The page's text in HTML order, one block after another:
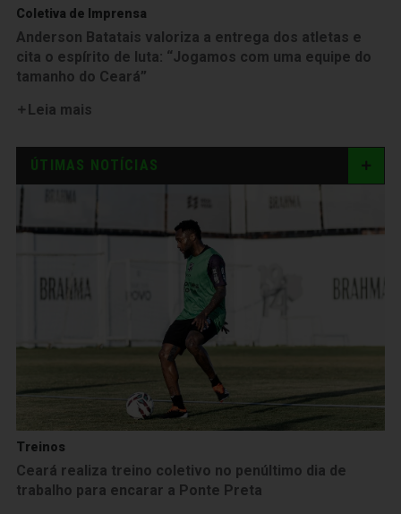
Coletiva de Imprensa
Anderson Batatais valoriza a entrega dos atletas e
cita o espírito de luta: “Jogamos com uma equipe do
tamanho do Ceará”
Leia mais
ÚTIMAS NOTÍCIAS
Treinos
Ceará realiza treino coletivo no penúltimo dia de
trabalho para encarar a Ponte Preta